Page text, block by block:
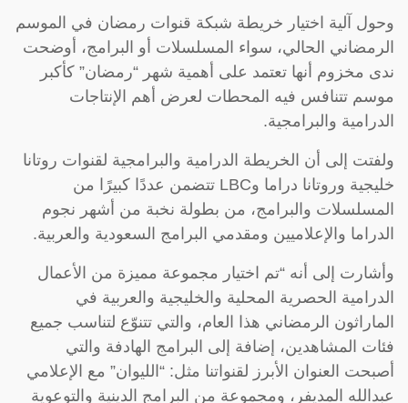
وحول آلية اختيار خريطة شبكة قنوات رمضان في الموسم
الرمضاني الحالي، سواء المسلسلات أو البرامج، أوضحت
ندى مخزوم أنها تعتمد على أهمية شهر “رمضان” كأكبر
موسم تتنافس فيه المحطات لعرض أهم الإنتاجات
الدرامية والبرامجية.
ولفتت إلى أن الخريطة الدرامية والبرامجية لقنوات روتانا
خليجية وروتانا دراما وLBC تتضمن عددًا كبيرًا من
المسلسلات والبرامج، من بطولة نخبة من أشهر نجوم
الدراما والإعلاميين ومقدمي البرامج السعودية والعربية.
وأشارت إلى أنه “تم اختيار مجموعة مميزة من الأعمال
الدرامية الحصرية المحلية والخليجية والعربية في
الماراثون الرمضاني هذا العام، والتي تتنوّع لتناسب جميع
فئات المشاهدين، إضافة إلى البرامج الهادفة والتي
أصبحت العنوان الأبرز لقنواتنا مثل: “الليوان” مع الإعلامي
عبدالله المديفر، ومجموعة من البرامج الدينية والتوعوية